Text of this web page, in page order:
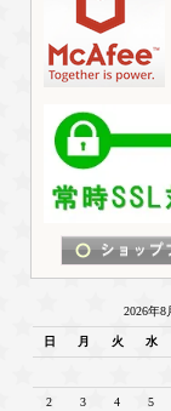
2026年8
日 月 火 水
2 3 4 5